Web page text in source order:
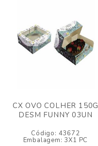
CX OVO COLHER 150G
DESM FUNNY 03UN
Código: 43672
Embalagem: 3X1 PC